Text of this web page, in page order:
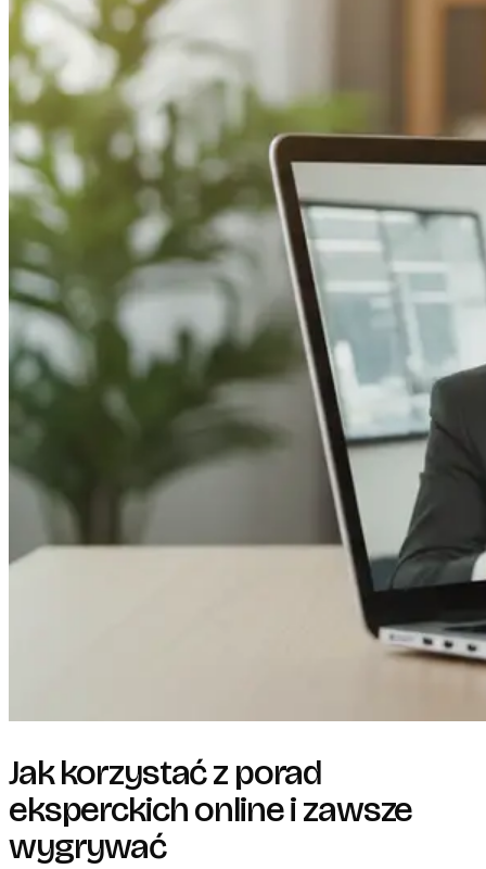
Jak korzystać z porad
eksperckich online i zawsze
wygrywać